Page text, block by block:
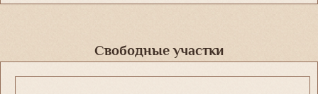
Свободные участки